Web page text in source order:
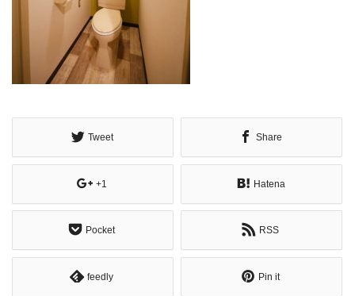
Tweet Share
+1 Hatena
Pocket RSS
feedly Pin it